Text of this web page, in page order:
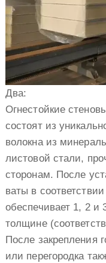
Два:
Огнестойкие
состоят из
волокна из
листовой стали,
сторонам. После
ваты в
обеспечивает 1, 2 и
толщине
После закрепления
или перегородка